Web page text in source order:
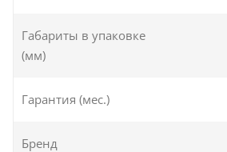
Габариты в упаковке
(мм)
Гарантия (мес.)
Бренд